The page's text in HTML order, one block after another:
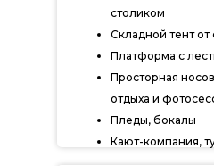
столиком
Складной тент
Платформа с
Просторная
отдыха и
Пледы, бокалы
Кают-компания,